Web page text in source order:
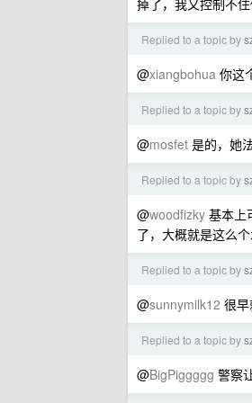
掉了，我又控制不
Replied to a topic by
@xiangbohua 你这
Replied to a topic by
@mosfet 是的，她
Replied to a topic by
@woodfizky 基本上
了，大概就是这么
Replied to a topic by
@sunnymilk12 很
Replied to a topic by
@BigPiggggg 警察